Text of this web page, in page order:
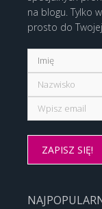
na blogu. Tylko
prosto do